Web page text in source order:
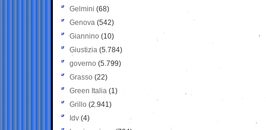
Gelmini (68)
Genova (542)
Giannino (10)
Giustizia (5.784)
governo (5.799)
Grasso (22)
Green Italia (1)
Grillo (2.941)
Idv (4)